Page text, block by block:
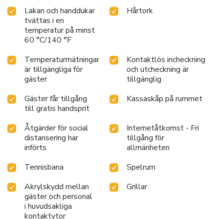
Renga Tei, guests can take pleasure in the delightful
recreational amenities provided for their entertainment.At
the hotel, a wide array of leisure activities guarantees a
fulfilling experience during your visit. Enjoy skiing every day
as the ski slopes on the premises provides seamless
access for your convenience. License Number(s): 11-2-
02637
Lakan och handdukar
tvättas i en
temperatur på minst
60 °C/140 °F
Hårtork
Temperaturmätningar
är tillgängliga för
gäster
Kontaktlös incheckning
och utcheckning är
tillgänglig
Gäster får tillgång
till gratis handsprit
Kassaskåp på rummet
Åtgärder för social
distansering har
införts
Internetåtkomst - Fri
tillgång för
allmänheten
Tennisbana
Spelrum
Akrylskydd mellan
gäster och personal
i huvudsakliga
kontaktytor
Grillar